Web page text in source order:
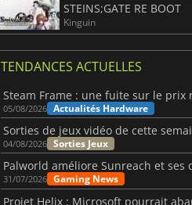
STEINS;GATE RE BOOT
Kinguin
TENDANCES ACTUELLES
05/08/2026 Actualités Hardware
04/08/2026 Sorties Jeux
Palworld améliore Sunreach et ses
31/07/2026 Gaming News
Projet Helix : Microsoft pourrait